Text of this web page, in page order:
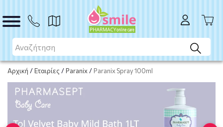
Αρχική /Εταιρίες /Paranix / Paranix Spray 100ml
ΑΓΟΡΑ